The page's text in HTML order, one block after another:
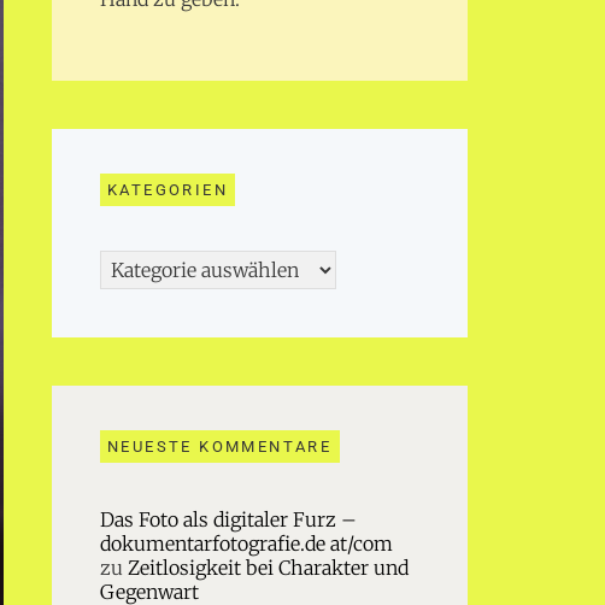
KATEGORIEN
Kategorien
NEUESTE KOMMENTARE
Das Foto als digitaler Furz –
dokumentarfotografie.de at/com
zu Zeitlosigkeit bei Charakter und
Gegenwart